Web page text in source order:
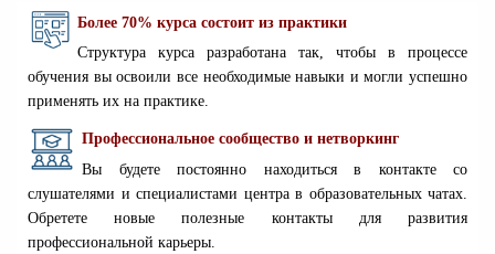
Более 70% курса состоит из практики
Структура курса разработана так, чтобы в процессе
обучения вы освоили все необходимые навыки и могли успешно
применять их на практике.
Профессиональное сообщество и нетворкинг
Вы будете постоянно находиться в контакте со
слушателями и специалистами центра в образовательных чатах.
Обретете новые полезные контакты для развития
профессиональной карьеры.